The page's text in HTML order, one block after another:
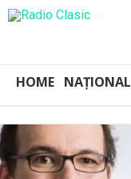
HOME NAȚIONAL